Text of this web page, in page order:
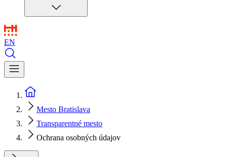
EN
Mesto Bratislava
Transparentné mesto
Ochrana osobných údajov